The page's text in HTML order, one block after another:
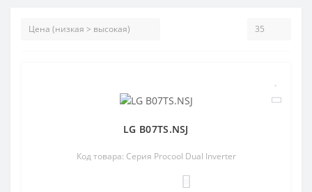
LG B07TS.NSJ
Код товара: Серия Procool Dual Inverter